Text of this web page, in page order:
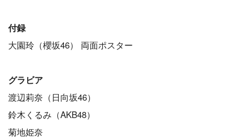
付録
大園玲（櫻坂46） 両面ポスター
グラビア
渡辺莉奈（日向坂46）
鈴木くるみ（AKB48）
菊地姫奈